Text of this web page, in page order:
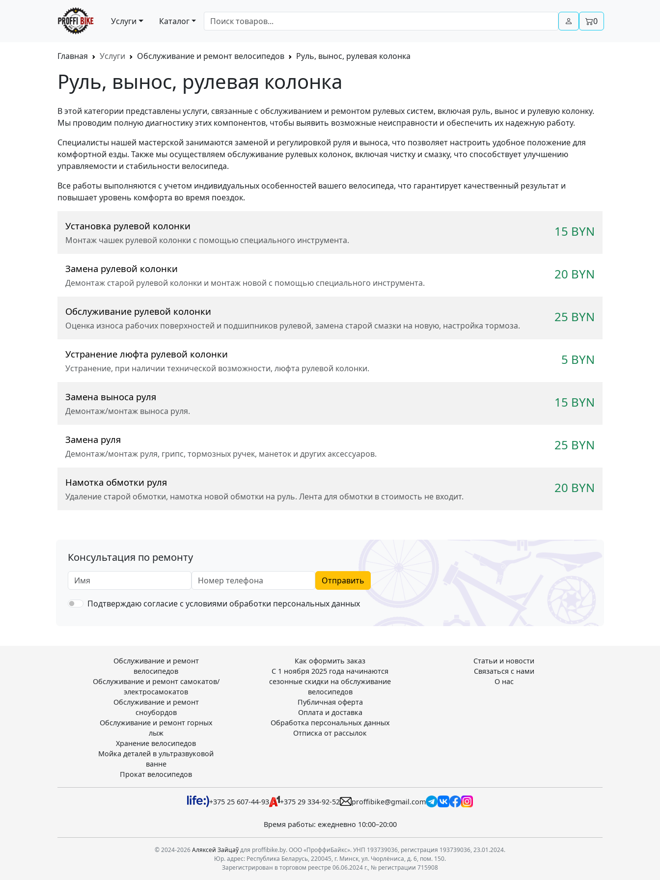
Услуги Каталог 0
Главная Услуги Обслуживание и ремонт велосипедов Руль, вынос, рулевая колонка
Руль, вынос, рулевая колонка
В этой категории представлены услуги, связанные с обслуживанием и ремонтом рулевых систем, включая руль, вынос и рулевую колонку.
Мы проводим полную диагностику этих компонентов, чтобы выявить возможные неисправности и обеспечить их надежную работу.
Специалисты нашей мастерской занимаются заменой и регулировкой руля и выноса, что позволяет настроить удобное положение для
комфортной езды. Также мы осуществляем обслуживание рулевых колонок, включая чистку и смазку, что способствует улучшению
управляемости и стабильности велосипеда.
Все работы выполняются с учетом индивидуальных особенностей вашего велосипеда, что гарантирует качественный результат и
повышает уровень комфорта во время поездок.
Установка рулевой колонки
Монтаж чашек рулевой колонки с помощью специального инструмента.
15 BYN
Замена рулевой колонки
Демонтаж старой рулевой колонки и монтаж новой с помощью специального инструмента.
20 BYN
Обслуживание рулевой колонки
Оценка износа рабочих поверхностей и подшипников рулевой, замена старой смазки на новую, настройка тормоза.
25 BYN
Устранение люфта рулевой колонки
Устранение, при наличии технической возможности, люфта рулевой колонки.
5 BYN
Замена выноса руля
Демонтаж/монтаж выноса руля.
15 BYN
Замена руля
Демонтаж/монтаж руля, грипс, тормозных ручек, манеток и других аксессуаров.
25 BYN
Намотка обмотки руля
Удаление старой обмотки, намотка новой обмотки на руль. Лента для обмотки в стоимость не входит.
20 BYN
Консультация по ремонту
Имя Номер телефона Отправить
Подтверждаю согласие с условиями обработки персональных данных
Обслуживание и ремонт
велосипедов
Обслуживание и ремонт самокатов/
электросамокатов
Обслуживание и ремонт
сноубордов
Обслуживание и ремонт горных
лыж
Хранение велосипедов
Мойка деталей в ультразвуковой
ванне
Прокат велосипедов
Как оформить заказ
С 1 ноября 2025 года начинаются
сезонные скидки на обслуживание
велосипедов
Публичная оферта
Оплата и доставка
Обработка персональных данных
Отписка от рассылок
Статьи и новости
Связаться с нами
О нас
+375 25 607-44-93 +375 29 334-92-52 proffibike@gmail.com
Время работы: ежедневно 10:00–20:00
© 2024-2026Аляксей Зайцаўдля proffibike.by. ООО «ПроффиБайкс». УНП 193739036, регистрация 193739036, 23.01.2024.
Юр. адрес: Республика Беларусь, 220045, г. Минск, ул. Чюрлёниса, д. 6, пом. 150.
Зарегистрирован в торговом реестре 06.06.2024 г., № регистрации 715908